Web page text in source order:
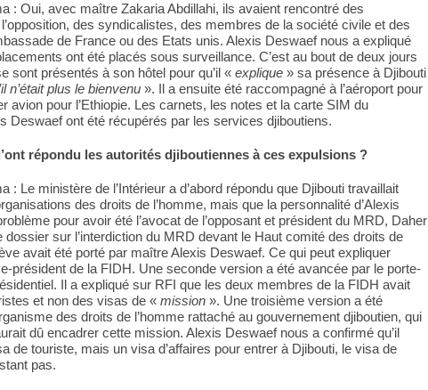
: Oui, avec maître Zakaria Abdillahi, ils avaient rencontré des
des syndicalistes, des membres de la société civile et des
de France ou des Etats unis. Alexis Deswaef nous a expliqué
ont été placés sous surveillance. C’est au bout de deux jours
sont présentés à son hôtel pour qu’il « explique » sa présence à Djibouti
n’était plus le bienvenu ». Il a ensuite été raccompagné à l’aéroport pour
avion pour l’Ethiopie. Les carnets, les notes et la carte SIM du
Deswaef ont été récupérés par les services djiboutiens.
répondu les autorités djiboutiennes à ces expulsions ?
: Le ministère de l’Intérieur a d’abord répondu que Djibouti travaillait
des droits de l’homme, mais que la personnalité d’Alexis
pour avoir été l’avocat de l’opposant et président du MRD, Daher
dossier sur l’interdiction du MRD devant le Haut comité des droits de
avait été porté par maître Alexis Deswaef. Ce qui peut expliquer
président de la FIDH. Une seconde version a été avancée par le porte-
Il a expliqué sur RFI que les deux membres de la FIDH avait
et non des visas de « mission ». Une troisième version a été
des droits de l’homme rattaché au gouvernement djiboutien, qui
dû encadrer cette mission. Alexis Deswaef nous a confirmé qu’il
de touriste, mais un visa d’affaires pour entrer à Djibouti, le visa de
pas.